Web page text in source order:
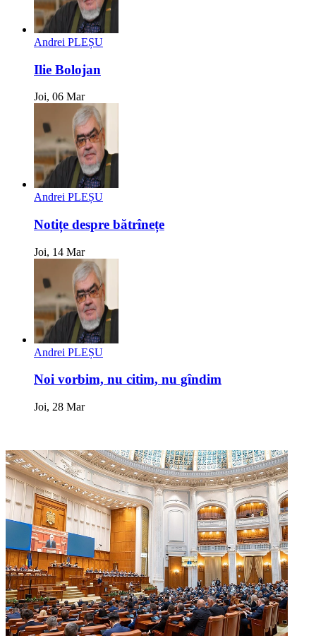
Andrei PLEȘU
Ilie Bolojan
Joi, 06 Mar
Andrei PLEȘU
Notițe despre bătrînețe
Joi, 14 Mar
Andrei PLEȘU
Noi vorbim, nu citim, nu gîndim
Joi, 28 Mar